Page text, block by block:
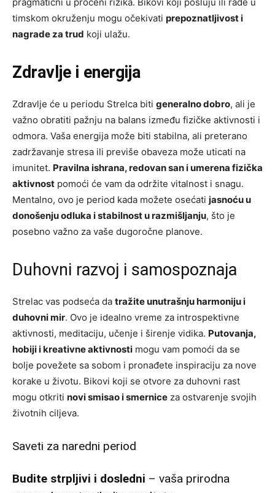
pragmatični u proceni rizika. Bikovi koji posluju ili rade u
timskom okruženju mogu očekivati prepoznatljivost i
nagrade za trud koji ulažu.
Zdravlje i energija
Zdravlje će u periodu Strelca biti generalno dobro, ali je
važno obratiti pažnju na balans između fizičke aktivnosti i
odmora. Vaša energija može biti stabilna, ali preterano
zadržavanje stresa ili previše obaveza može uticati na
imunitet. Pravilna ishrana, redovan san i umerena fizička
aktivnost pomoći će vam da održite vitalnost i snagu.
Mentalno, ovo je period kada možete osećati jasnoću u
donošenju odluka i stabilnost u razmišljanju, što je
posebno važno za vaše dugoročne planove.
Duhovni razvoj i samospoznaja
Strelac vas podseća da tražite unutrašnju harmoniju i
duhovni mir. Ovo je idealno vreme za introspektivne
aktivnosti, meditaciju, učenje i širenje vidika. Putovanja,
hobiji i kreativne aktivnosti mogu vam pomoći da se
bolje povežete sa sobom i pronađete inspiraciju za nove
korake u životu. Bikovi koji se otvore za duhovni rast
mogu otkriti novi smisao i smernice za ostvarenje svojih
životnih ciljeva.
Saveti za naredni period
Budite strpljivi i dosledni – vaša prirodna